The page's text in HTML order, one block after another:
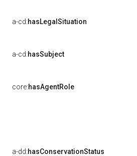
a-cd:hasLegalSituation
a-cd:hasSubject
core:hasAgentRole
a-dd:hasConservationStatus